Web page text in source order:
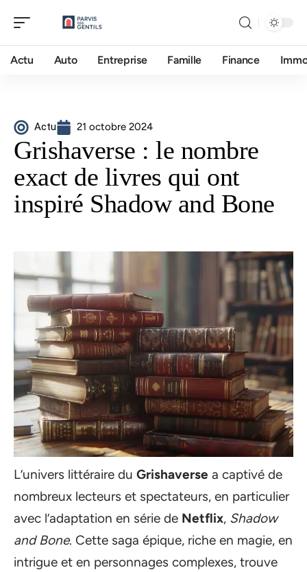
Actu Auto Entreprise Famille Finance
Actu 21 octobre 2024
Grishaverse : le nombre
exact de livres qui ont
inspiré Shadow and Bone
L’univers littéraire du Grishaverse a captivé de
nombreux lecteurs et spectateurs, en particulier
avec l’adaptation en série de Netflix, Shadow
and Bone. Cette saga épique, riche en magie, en
intrigue et en personnages complexes, trouve